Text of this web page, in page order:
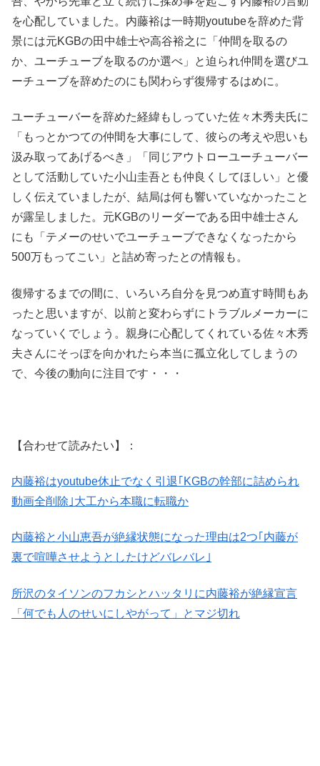
を心配していました。内藤裕は一時期youtubeを辞めた背
景には元KGBの田中雄士や高谷裕之に「仲間を取るの
か、ユーチューブを取るのか選べ」と迫られ仲間を選びユ
ーチューブを辞めたのにも関わらず復帰するはめに。
ユーチューバーを辞めた経緯もしっていた佐々木秀夫氏に
「もっとかつての仲間を大事にして、彼らの考えや思いも
汲み取ってあげるべき」「同じアウトローユーチューバー
として活動していた小山圭吾とも仲良くしてほしい」と優
しく伝えていましたが、結局は何も響いていなかったこと
が露呈しました。元KGBのリーダーである田中雄士さん
にも「テメーのせいでユーチューブできなくなったから
500万もってこい」と詰め寄ったとの情報も。
復帰するまでの間に、いろいろ自分を見つめ直す時間もあ
ったと思いますが、以前と変わらずにトラブルメーカーに
なっていくでしょう。親身に心配してくれている佐々木秀
夫さんにそっぽを向かれたら本当に孤立化してしまうの
で、今後の動向に注目です・・・
【合わせて読みたい】：
内藤裕はyoutube休止でなく引退｢KGBの幹部に詰められ
動画全削除｣大工から本職に転職か
内藤裕と小山恵吾が絶縁状態になった理由は2つ｢内藤が
裏で喧嘩させようとしたけどバレバレ｣
所沢のタイソンのフカシとハッタリに内藤裕が絶縁宣言
「何でも人のせいにしやがって」とマジ切れ